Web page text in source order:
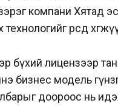
компани Хятад
өөрсдөө
бүхий лицензээр
бизнес модель
доороос нь